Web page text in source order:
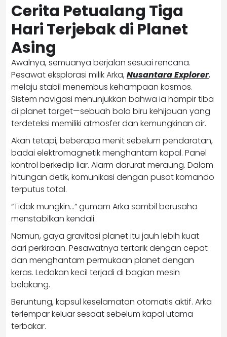
Cerita Petualang Tiga
Hari Terjebak di Planet
Asing
Awalnya, semuanya berjalan sesuai rencana.
Pesawat eksplorasi milik Arka, Nusantara Explorer,
melaju stabil menembus kehampaan kosmos.
Sistem navigasi menunjukkan bahwa ia hampir tiba
di planet target—sebuah bola biru kehijauan yang
terdeteksi memiliki atmosfer dan kemungkinan air.
Akan tetapi, beberapa menit sebelum pendaratan,
badai elektromagnetik menghantam kapal. Panel
kontrol berkedip liar. Alarm darurat meraung. Dalam
hitungan detik, komunikasi dengan pusat komando
terputus total.
“Tidak mungkin…” gumam Arka sambil berusaha
menstabilkan kendali.
Namun, gaya gravitasi planet itu jauh lebih kuat
dari perkiraan. Pesawatnya tertarik dengan cepat
dan menghantam permukaan planet dengan
keras. Ledakan kecil terjadi di bagian mesin
belakang.
Beruntung, kapsul keselamatan otomatis aktif. Arka
terlempar keluar sesaat sebelum kapal utama
terbakar.